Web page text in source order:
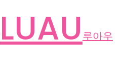
LUAU 루아우